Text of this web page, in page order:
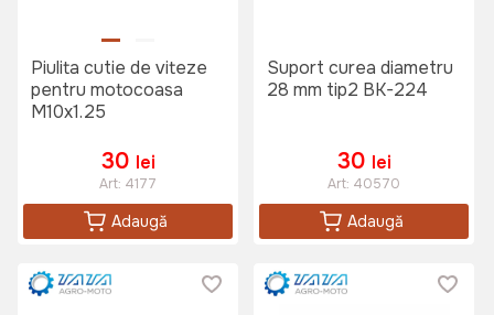
Piulita cutie de viteze
pentru motocoasa
M10x1.25
30 lei
Art: 4177
Adaugă
Suport curea diametru
28 mm tip2 BK-224
30 lei
Art: 40570
Adaugă